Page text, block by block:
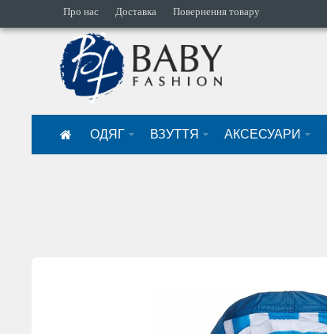
Про нас Доставка Повернення товару
ОДЯГ ВЗУТТЯ АКСЕСУАРИ